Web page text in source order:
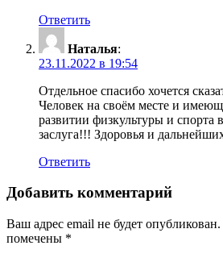
Ответить
Наталья:
23.11.2022 в 19:54
Отдельное спасибо хочется
Человек на своём месте и
развитии физкультуры и спорта
заслуга!!! Здоровья и
Ответить
Добавить комментарий
Ваш адрес email не будет опубликован.
помечены *